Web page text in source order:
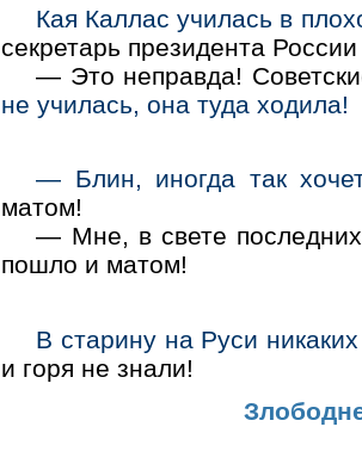
Кая Каллас училась в
секретарь президента
— Это неправда!
не училась, она туда ходила!
— Блин, иногда так
матом!
— Мне, в свете последних
пошло и матом!
В старину на Руси
и горя не знали!